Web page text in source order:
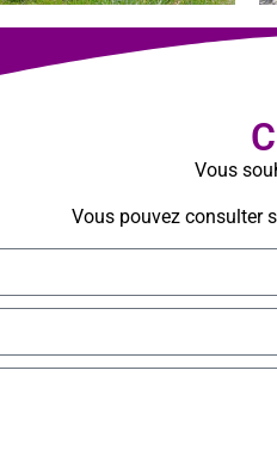
Vous
Vous pouvez consulter